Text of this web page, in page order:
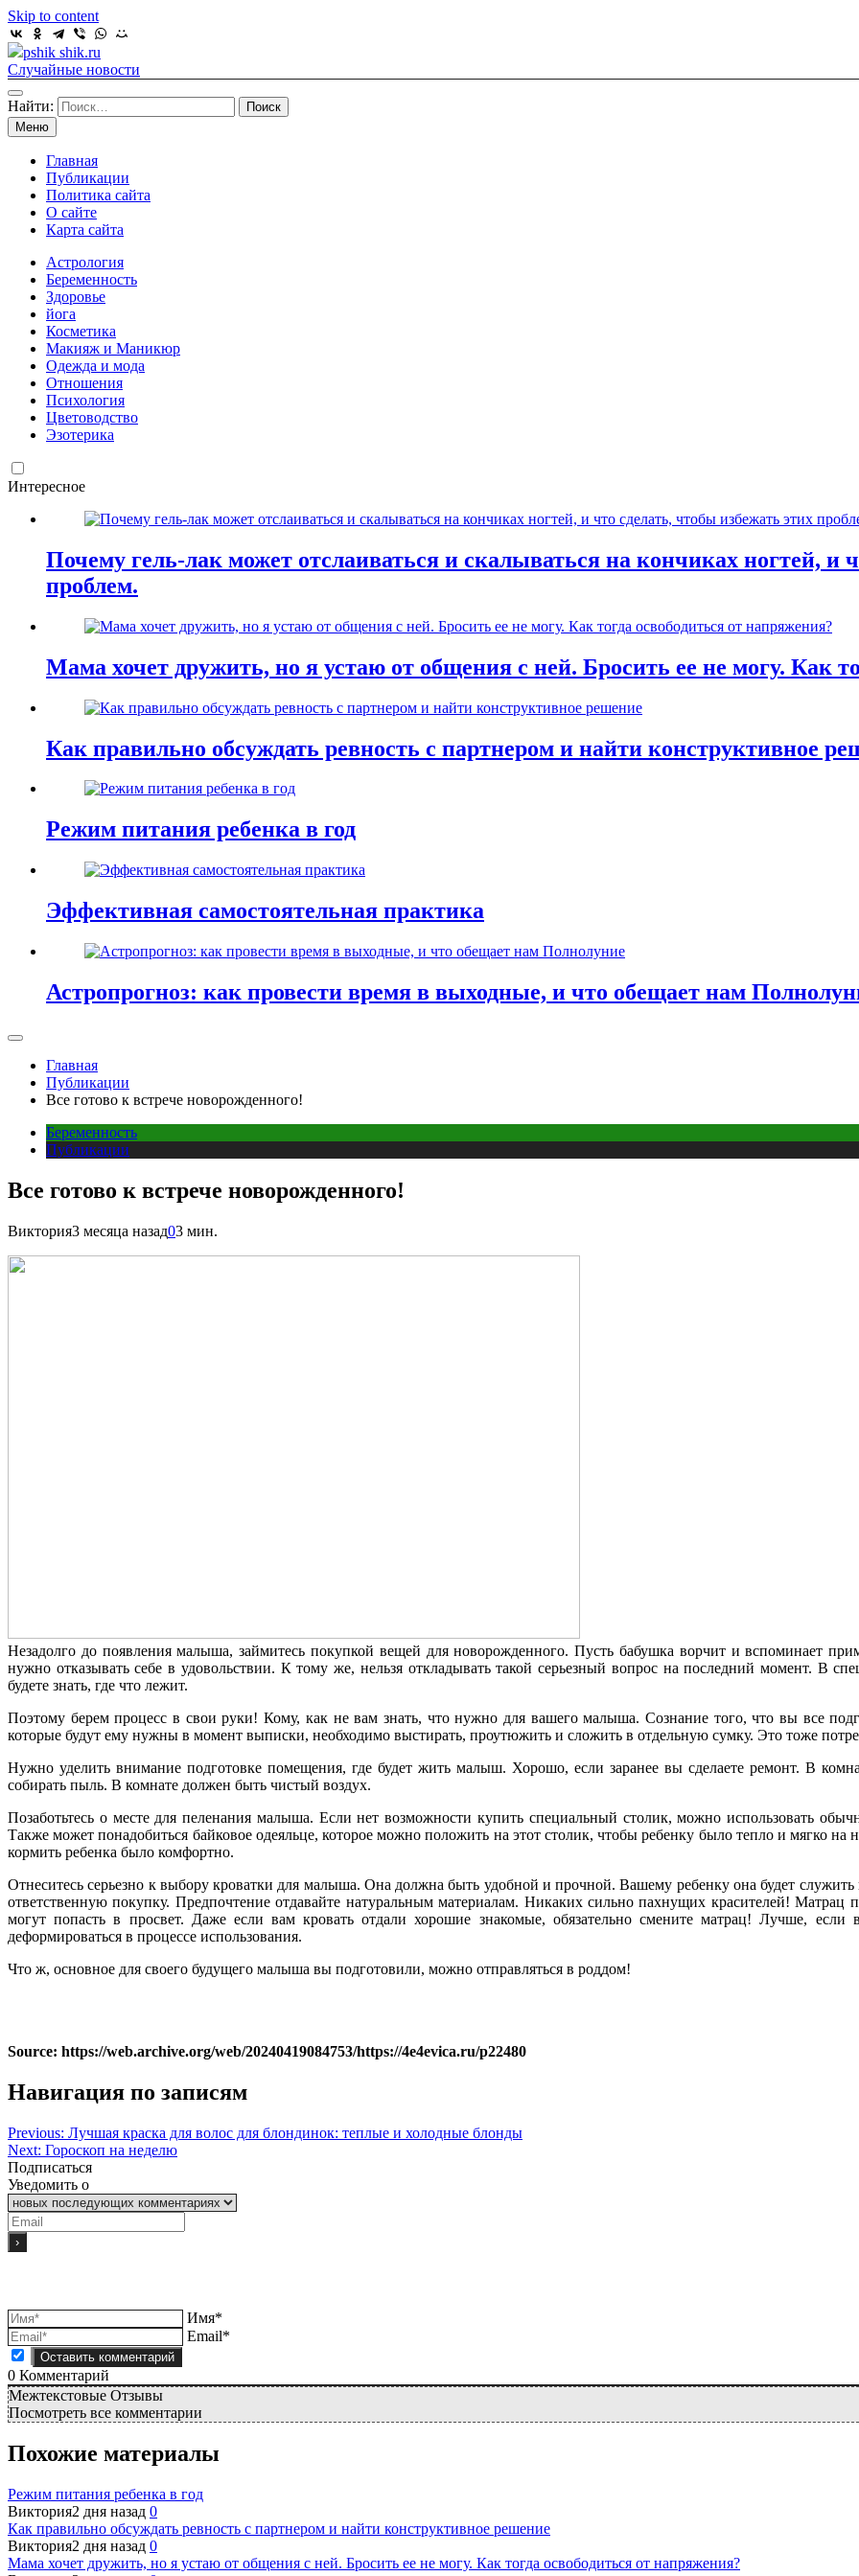
Skip to content
pshik shik.ru
Случайные новости
Найти:
Меню
Главная
Публикации
Политика сайта
О сайте
Карта сайта
Астрология
Беременность
Здоровье
йога
Косметика
Макияж и Маникюр
Одежда и мода
Отношения
Психология
Цветоводство
Эзотерика
Интересное
Почему гель-лак может отслаиваться и скалываться на кончиках ногтей, и
проблем.
Мама хочет дружить, но я устаю от общения с ней. Бросить ее не могу. Как
Как правильно обсуждать ревность с партнером и найти конструктивное
Режим питания ребенка в год
Эффективная самостоятельная практика
Астропрогноз: как провести время в выходные, и что обещает нам
Главная
Публикации
Все готово к встрече новорожденного!
Беременность
Публикации
Все готово к встрече новорожденного!
Виктория3 месяца назад03 мин.
Незадолго до появления малыша, займитесь покупкой вещей для новорожденного. Пусть бабушка ворчит и вспоминает
нужно отказывать себе в удовольствии. К тому же, нельзя откладывать такой серьезный вопрос на последний момент. В
будете знать, где что лежит.
Поэтому берем процесс в свои руки! Кому, как не вам знать, что нужно для вашего малыша. Сознание того, что вы все
которые будут ему нужны в момент выписки, необходимо выстирать, проутюжить и сложить в отдельную сумку. Это тоже
Нужно уделить внимание подготовке помещения, где будет жить малыш. Хорошо, если заранее вы сделаете ремонт. В
собирать пыль. В комнате должен быть чистый воздух.
Позаботьтесь о месте для пеленания малыша. Если нет возможности купить специальный столик, можно использовать
Также может понадобиться байковое одеяльце, которое можно положить на этот столик, чтобы ребенку было тепло и мягко на
кормить ребенка было комфортно.
Отнеситесь серьезно к выбору кроватки для малыша. Она должна быть удобной и прочной. Вашему ребенку она будет служить
ответственную покупку. Предпочтение отдавайте натуральным материалам. Никаких сильно пахнущих красителей!
могут попасть в просвет. Даже если вам кровать отдали хорошие знакомые, обязательно смените матрац! Лучше,
деформироваться в процессе использования.
Что ж, основное для своего будущего малыша вы подготовили, можно отправляться в роддом!
Source: https://web.archive.org/web/20240419084753/https://4e4evica.ru/p22480
Навигация по записям
Previous: Лучшая краска для волос для блондинок: теплые и холодные блонды
Next: Гороскоп на неделю
Подписаться
Уведомить о
Имя*
Email*
0 Комментарий
Межтекстовые Отзывы
Посмотреть все комментарии
Похожие материалы
Режим питания ребенка в год
Виктория2 дня назад 0
Как правильно обсуждать ревность с партнером и найти конструктивное решение
Виктория2 дня назад 0
Мама хочет дружить, но я устаю от общения с ней. Бросить ее не могу. Как тогда освободиться от напряжения?